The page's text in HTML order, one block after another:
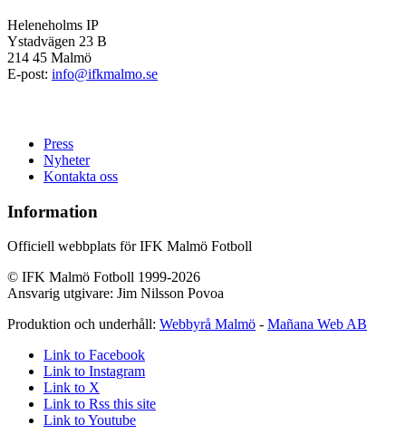
Heleneholms IP
Ystadvägen 23 B
214 45 Malmö
E-post: info@ifkmalmo.se
Press
Nyheter
Kontakta oss
Information
Officiell webbplats för IFK Malmö Fotboll
© IFK Malmö Fotboll 1999-2026
Ansvarig utgivare: Jim Nilsson Povoa
Produktion och underhåll: Webbyrå Malmö - Mañana Web AB
Link to Facebook
Link to Instagram
Link to X
Link to Rss this site
Link to Youtube